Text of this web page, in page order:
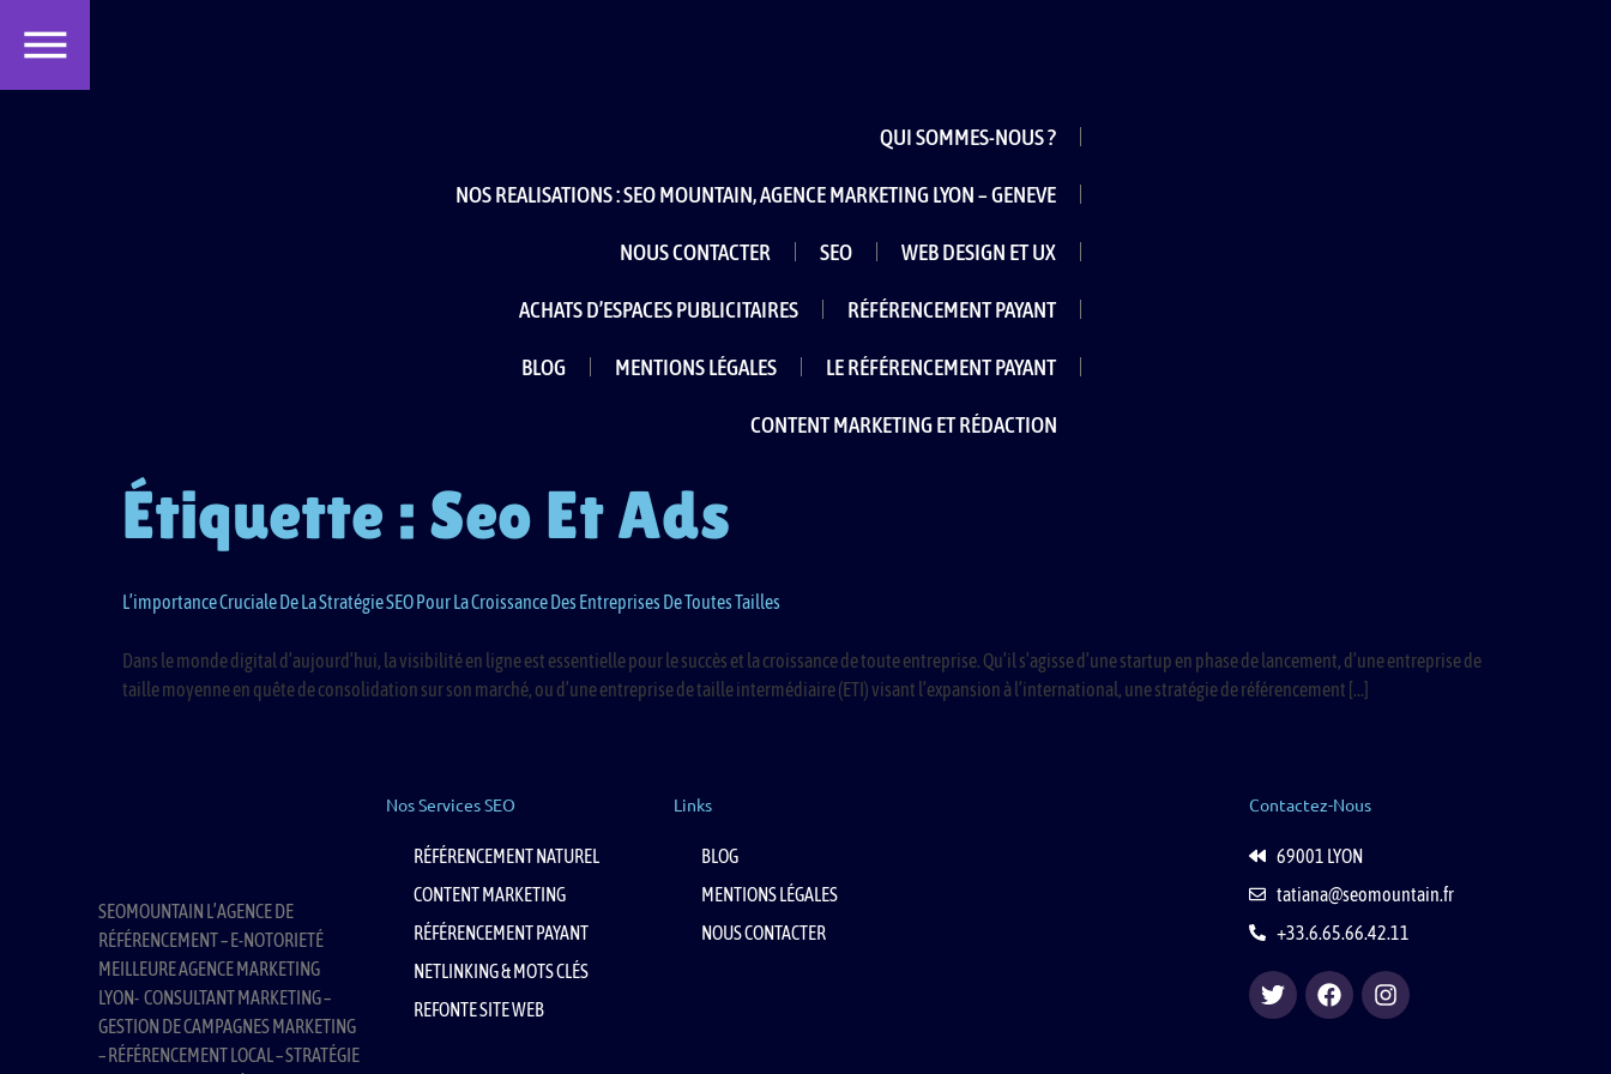
principal
QUI SOMMES-NOUS ?
NOS REALISATIONS : SEO MOUNTAIN, AGENCE MARKETING LYON – GENEVE
NOUS CONTACTER SEO WEB DESIGN ET UX
ACHATS D’ESPACES PUBLICITAIRES RÉFÉRENCEMENT PAYANT
BLOG MENTIONS LÉGALES LE RÉFÉRENCEMENT PAYANT
CONTENT MARKETING ET RÉDACTION
Étiquette : Seo Et Ads
L’importance Cruciale De La Stratégie SEO Pour La Croissance Des Entreprises De Toutes Tailles
Dans le monde digital d’aujourd’hui, la visibilité en ligne est essentielle pour le succès et la croissance de toute entreprise. Qu’il s’agisse d’une startup en phase de lancement, d’une entreprise de
taille moyenne en quête de consolidation sur son marché, ou d’une entreprise de taille intermédiaire (ETI) visant l’expansion à l’international, une stratégie de référencement […]
SEOMOUNTAIN L’AGENCE DE
RÉFÉRENCEMENT – E-NOTORIETÉ
MEILLEURE AGENCE MARKETING
LYON- CONSULTANT MARKETING –
GESTION DE CAMPAGNES MARKETING
– RÉFÉRENCEMENT LOCAL – STRATÉGIE
Nos Services SEO
RÉFÉRENCEMENT NATUREL
CONTENT MARKETING
RÉFÉRENCEMENT PAYANT
NETLINKING & MOTS CLÉS
REFONTE SITE WEB
Links
BLOG
MENTIONS LÉGALES
NOUS CONTACTER
Contactez-Nous
69001 LYON
tatiana@seomountain.fr
+33.6.65.66.42.11